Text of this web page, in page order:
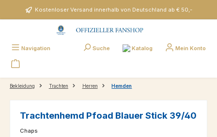
Zum Hauptinhalt springenKostenloser Versand innerhalb von Deutschland ab € 50,-
Navigation Suche Katalog Mein Konto
Bekleidung Trachten Herren Hemden
Trachtenhemd Pfoad Blauer Stick 39/40
Chaps